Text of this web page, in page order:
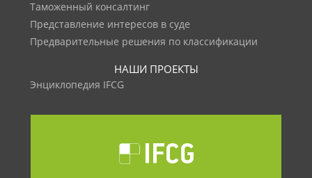
Таможенный консалтинг
Представление интересов в суде
Предварительные решения по классификации
НАШИ ПРОЕКТЫ
Энциклопедия IFCG